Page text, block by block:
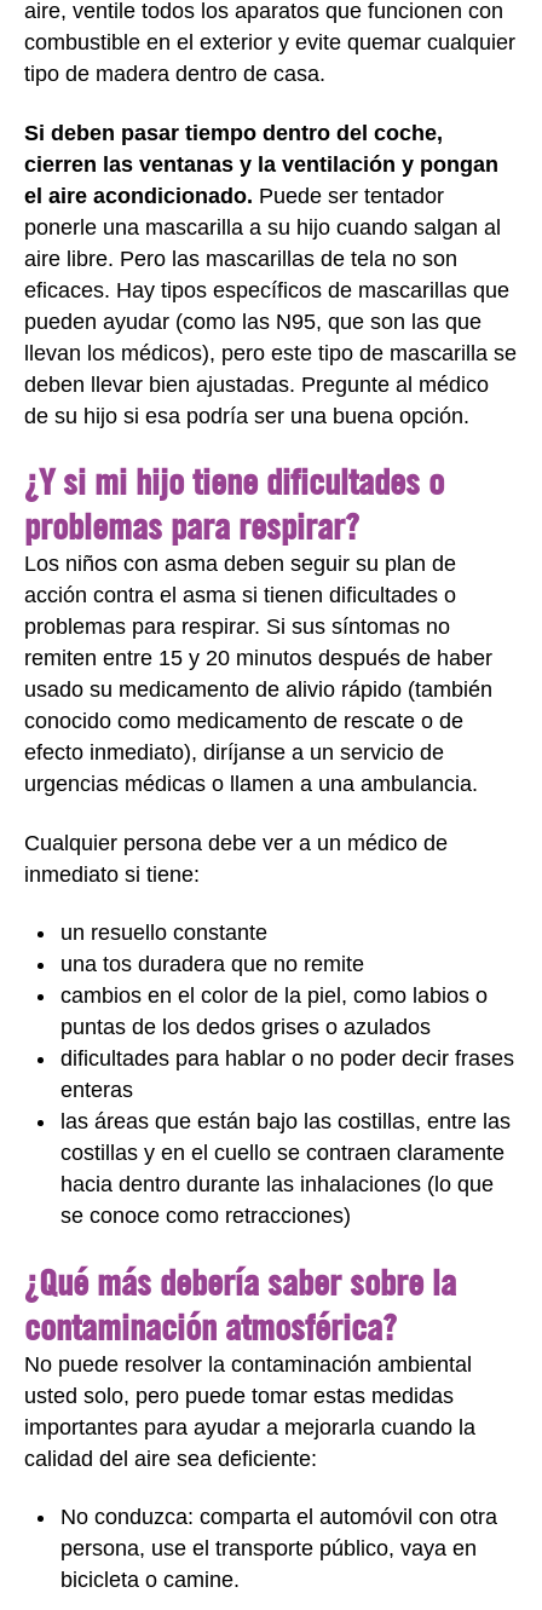
aire, ventile todos los aparatos que funcionen con
combustible en el exterior y evite quemar cualquier
tipo de madera dentro de casa.
Si deben pasar tiempo dentro del coche,
cierren las ventanas y la ventilación y pongan
el aire acondicionado. Puede ser tentador
ponerle una mascarilla a su hijo cuando salgan al
aire libre. Pero las mascarillas de tela no son
eficaces. Hay tipos específicos de mascarillas que
pueden ayudar (como las N95, que son las que
llevan los médicos), pero este tipo de mascarilla se
deben llevar bien ajustadas. Pregunte al médico
de su hijo si esa podría ser una buena opción.
¿Y si mi hijo tiene dificultades o
problemas para respirar?
Los niños con asma deben seguir su plan de
acción contra el asma si tienen dificultades o
problemas para respirar. Si sus síntomas no
remiten entre 15 y 20 minutos después de haber
usado su medicamento de alivio rápido (también
conocido como medicamento de rescate o de
efecto inmediato), diríjanse a un servicio de
urgencias médicas o llamen a una ambulancia.
Cualquier persona debe ver a un médico de
inmediato si tiene:
un resuello constante
una tos duradera que no remite
cambios en el color de la piel, como labios o
puntas de los dedos grises o azulados
dificultades para hablar o no poder decir frases
enteras
las áreas que están bajo las costillas, entre las
costillas y en el cuello se contraen claramente
hacia dentro durante las inhalaciones (lo que
se conoce como retracciones)
¿Qué más debería saber sobre la
contaminación atmosférica?
No puede resolver la contaminación ambiental
usted solo, pero puede tomar estas medidas
importantes para ayudar a mejorarla cuando la
calidad del aire sea deficiente:
No conduzca: comparta el automóvil con otra
persona, use el transporte público, vaya en
bicicleta o camine.